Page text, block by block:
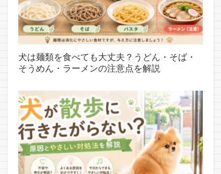
犬は麺類を食べても大丈夫？うどん・そば・
そうめん・ラーメンの注意点を解説